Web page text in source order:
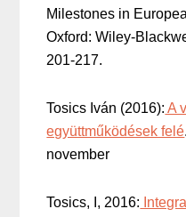
Milestones in
Oxford: Wiley-
201-217.
Tosics Iván (2016): A
együttműködések felé
november
Tosics, I, 2016: